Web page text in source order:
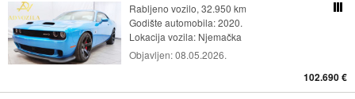
Rabljeno vozilo, 32.950 km
Godište automobila: 2020.
Lokacija vozila: Njemačka
Objavljen:08.05.2026.
102.690 €